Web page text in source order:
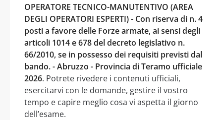
OPERATORE TECNICO-MANUTENTIVO (AREA
DEGLI OPERATORI ESPERTI) - Con riserva di n. 4
posti a favore delle Forze armate, ai sensi degli
articoli 1014 e 678 del decreto legislativo n.
66/2010, se in possesso dei requisiti previsti dal
bando. - Abruzzo - Provincia di Teramo ufficiale
2026. Potrete rivedere i contenuti ufficiali,
esercitarvi con le domande, gestire il vostro
tempo e capire meglio cosa vi aspetta il giorno
dell’esame.